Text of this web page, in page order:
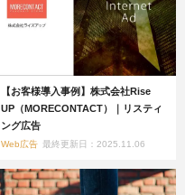
【お客様導入事例】株式会社Rise
UP（MORECONTACT）｜リスティ
ング広告
Web広告 最終更新日：2025.11.06